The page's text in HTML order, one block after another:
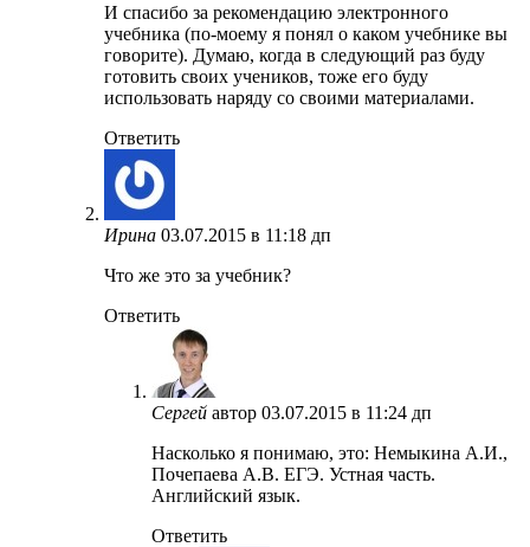
И спасибо за рекомендацию электронного
учебника (по-моему я понял о каком учебнике вы
говорите). Думаю, когда в следующий раз буду
готовить своих учеников, тоже его буду
использовать наряду со своими материалами.
Ответить
Ирина 03.07.2015 в 11:18 дп
Что же это за учебник?
Ответить
Сергей автор 03.07.2015 в 11:24 дп
Насколько я понимаю, это: Немыкина А.И.,
Почепаева А.В. ЕГЭ. Устная часть.
Английский язык.
Ответить